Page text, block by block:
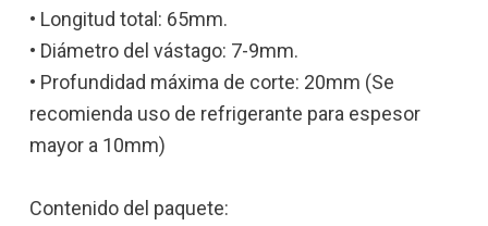
• Longitud total: 65mm.
• Diámetro del vástago: 7-9mm.
• Profundidad máxima de corte: 20mm (Se
recomienda uso de refrigerante para espesor
mayor a 10mm)
Contenido del paquete: